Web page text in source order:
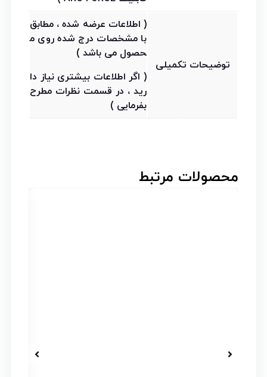
توضیحات تکمیلی
( اطلاعات عرضه شده ، مطابق
با مشخصات درج شده روی م
حصول می باشد )
( اگر اطلاعات بیشتری نیاز دا
رید ، در قسمت نظرات مطرح
بفرمایی )
محصولات مرتبط